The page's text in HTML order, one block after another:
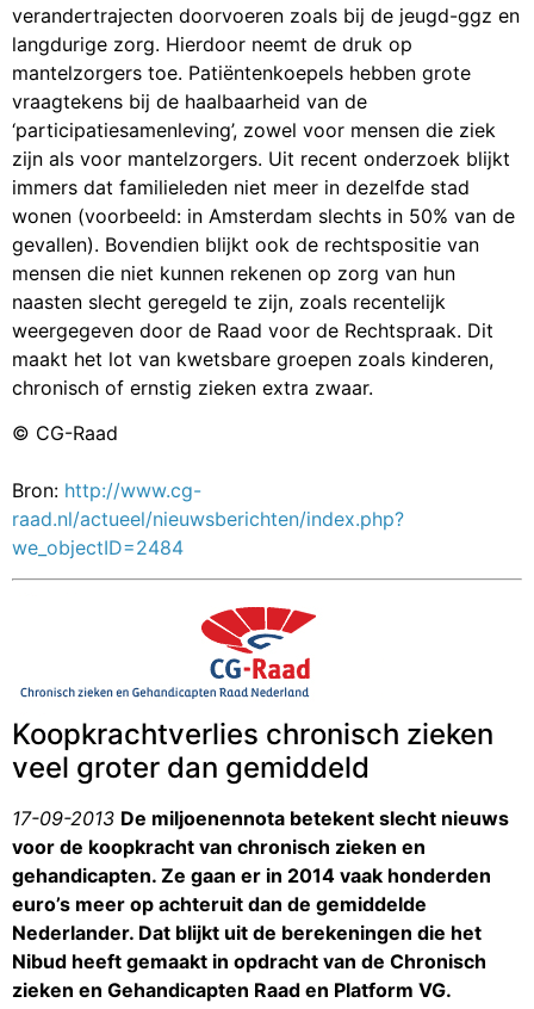
verandertrajecten doorvoeren zoals bij de jeugd-ggz en
langdurige zorg. Hierdoor neemt de druk op
mantelzorgers toe. Patiëntenkoepels hebben grote
vraagtekens bij de haalbaarheid van de
‘participatiesamenleving’, zowel voor mensen die ziek
zijn als voor mantelzorgers. Uit recent onderzoek blijkt
immers dat familieleden niet meer in dezelfde stad
wonen (voorbeeld: in Amsterdam slechts in 50% van de
gevallen). Bovendien blijkt ook de rechtspositie van
mensen die niet kunnen rekenen op zorg van hun
naasten slecht geregeld te zijn, zoals recentelijk
weergegeven door de Raad voor de Rechtspraak. Dit
maakt het lot van kwetsbare groepen zoals kinderen,
chronisch of ernstig zieken extra zwaar.
© CG-Raad
Bron: http://www.cg-
raad.nl/actueel/nieuwsberichten/index.php?
we_objectID=2484
Koopkrachtverlies chronisch zieken
veel groter dan gemiddeld
17-09-2013 De miljoenennota betekent slecht nieuws
voor de koopkracht van chronisch zieken en
gehandicapten. Ze gaan er in 2014 vaak honderden
euro’s meer op achteruit dan de gemiddelde
Nederlander. Dat blijkt uit de berekeningen die het
Nibud heeft gemaakt in opdracht van de Chronisch
zieken en Gehandicapten Raad en Platform VG.